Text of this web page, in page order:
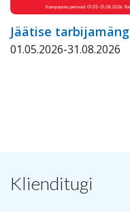
Jäätise tarbijamäng
01.05.2026-31.08.2026
Klienditugi